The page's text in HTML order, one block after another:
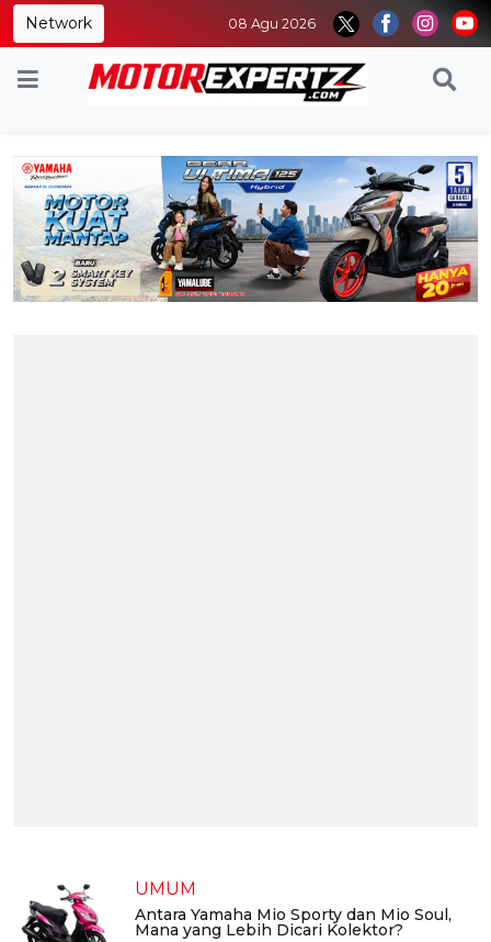
Network 08 Agu 2026
UMUM
Antara Yamaha Mio Sporty dan Mio Soul,
Mana yang Lebih Dicari Kolektor?